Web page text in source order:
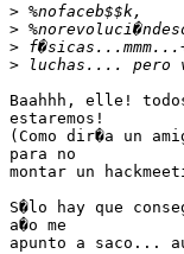
>
>
>
>
Baahhh, elle!
estaremos!
(Como dir�a un
para no
montar un
S�lo hay que
a�o me
apunto a saco...